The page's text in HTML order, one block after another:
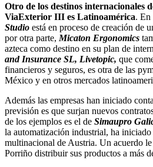
Otro de los destinos internacionales
ViaExterior III es Latinoamérica. En
Studio está en proceso de creación de
por otra parte, Micaton Ergonomics
azteca como destino en su plan de
and Insurance SL, Livetopic, que
financieros y seguros, es otra de las
México y en otros mercados
Además las empresas han iniciado
previsión es que surjan nuevos
de los ejemplos es el de Simaupro
la automatización industrial, ha iniciado
multinacional de Austria. Un acuerdo
Porriño distribuir sus productos a más